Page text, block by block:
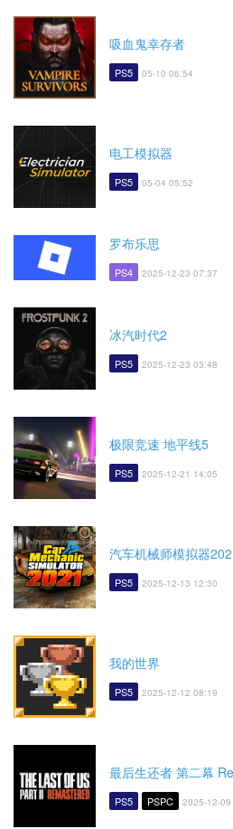
吸血鬼幸存者
PS5 05-10 06:54
电工模拟器
PS5 05-04 05:52
罗布乐思
PS4 2025-12-23 07:37
冰汽时代2
PS5 2025-12-23 03:48
极限竞速 地平线5
PS5 2025-12-21 14:05
汽车机械师模拟器
PS5 2025-12-13 12:30
我的世界
PS5 2025-12-12 08:19
最后生还者 第二幕
PS5 PSPC 2025-12-